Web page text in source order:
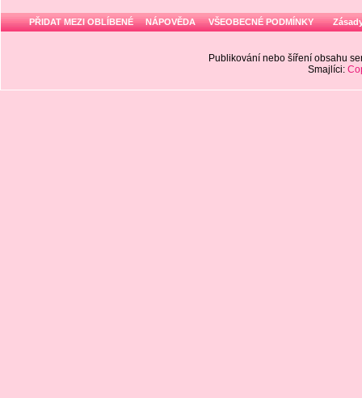
PŘIDAT MEZI OBLÍBENÉ NÁPOVĚDA VŠEOBECNÉ PODMÍNKY
Publikování nebo šíření obsahu
Smajlíci: